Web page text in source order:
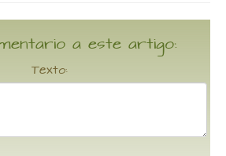
a este artigo:
Texto: